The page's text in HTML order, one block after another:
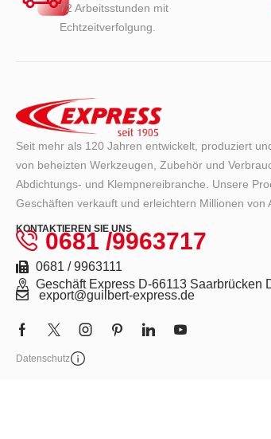
72 Arbeitsstunden mit
Echtzeitverfolgung.
Seit mehr als 120 Jahren entwickelt, produziert
von beheizten Werkzeugen, Zubehör und
Abdichtungs- und Klempnereibranche. Unsere
Geschäften verkauft und erleichtern Millionen von
KONTAKTIEREN SIE UNS
0681 /9963717
0681 / 9963111
Geschäft Express D-66113 Saarbrücken
export@guilbert-express.de
Datenschutz